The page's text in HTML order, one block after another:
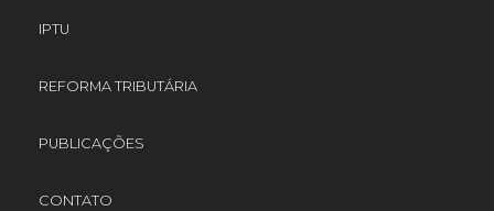
IPTU
REFORMA TRIBUTÁRIA
PUBLICAÇÕES
CONTATO